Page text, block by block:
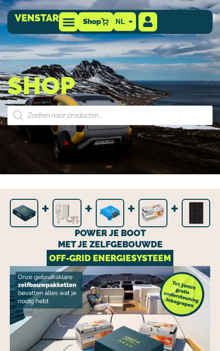
Shop NL
SHOP
+ + + +
POWER JE BOOT
MET JE ZELFGEBOUWDE
OFF-GRID ENERGIESYSTEEM